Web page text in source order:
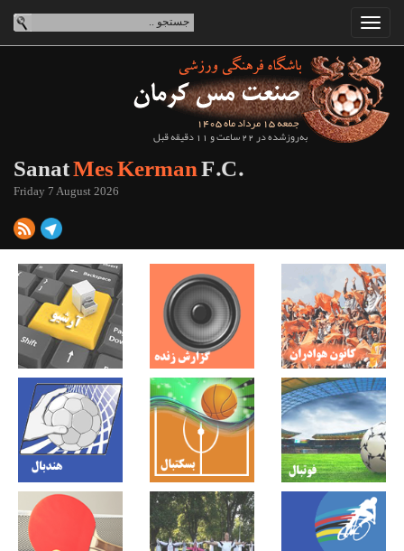
جمعه 15 مرداد ماه 1405
به‌روزشده در 22 ساعت و 11 دقیقه قبل
SanatMes KermanF.C.
Friday 7 August 2026